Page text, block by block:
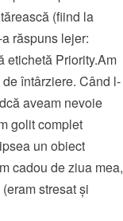
(fiind la
răspuns lejer:
etichetă Priority.Am
întârziere. Când l-
aveam nevoie
golit complet
un obiect
cadou de ziua mea,
stresat și